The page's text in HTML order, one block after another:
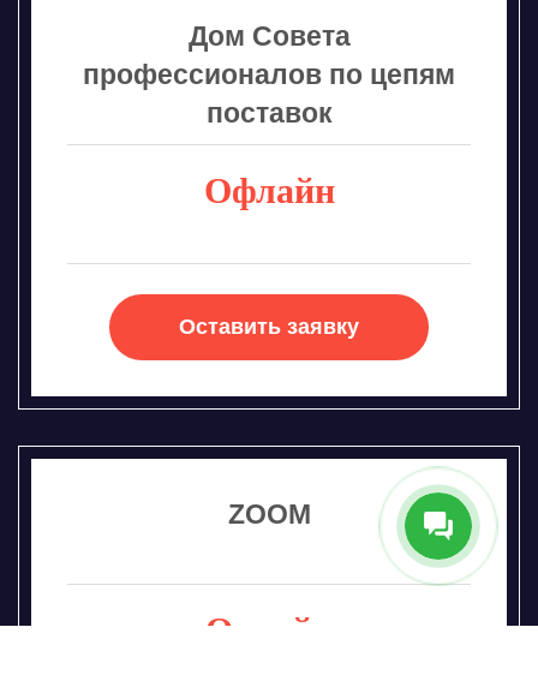
Дом Совета
профессионалов по цепям
поставок
Офлайн
Оставить заявку
ZOOM
Онлайн